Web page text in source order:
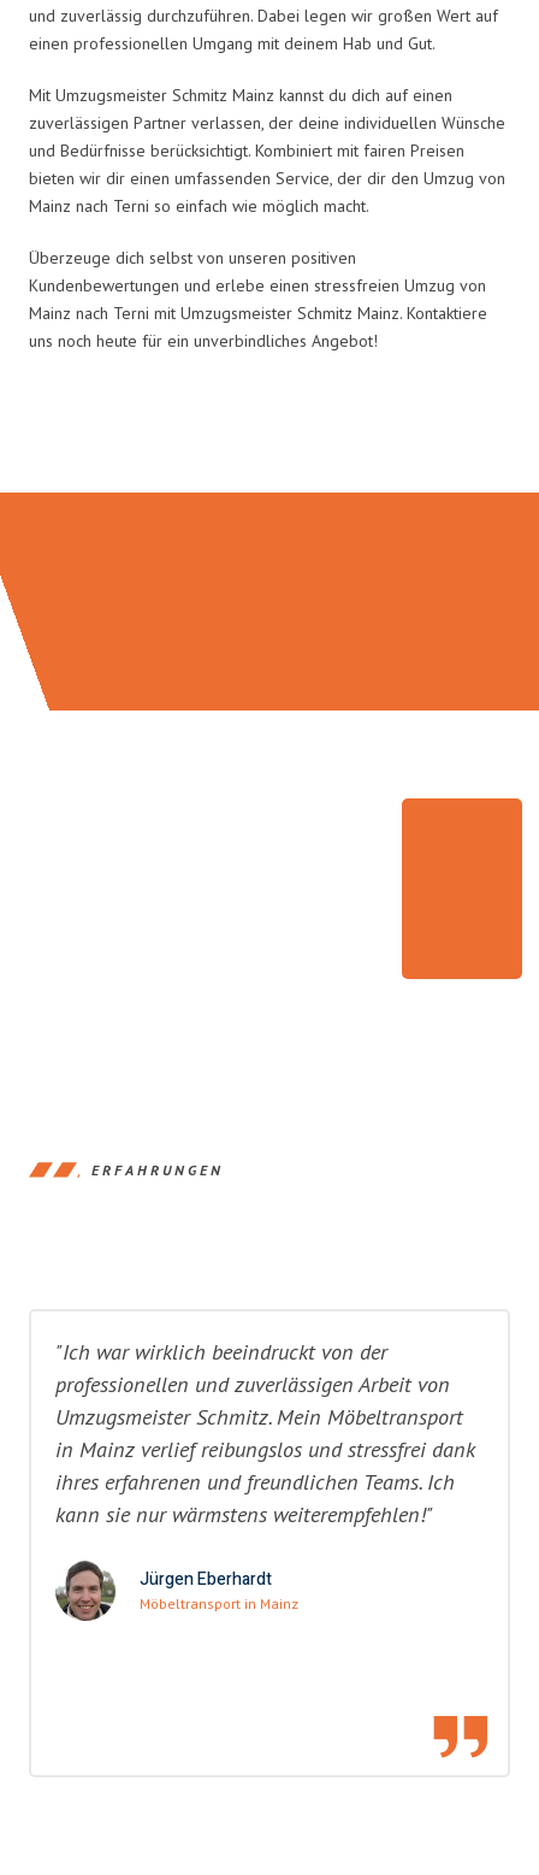
und zuverlässig durchzuführen. Dabei legen wir großen Wert auf
einen professionellen Umgang mit deinem Hab und Gut.
Mit Umzugsmeister Schmitz Mainz kannst du dich auf einen
zuverlässigen Partner verlassen, der deine individuellen Wünsche
und Bedürfnisse berücksichtigt. Kombiniert mit fairen Preisen
bieten wir dir einen umfassenden Service, der dir den Umzug von
Mainz nach Terni so einfach wie möglich macht.
Überzeuge dich selbst von unseren positiven
Kundenbewertungen und erlebe einen stressfreien Umzug von
Mainz nach Terni mit Umzugsmeister Schmitz Mainz. Kontaktiere
uns noch heute für ein unverbindliches Angebot!
ERFAHRUNGEN
"Ich war wirklich beeindruckt von der
professionellen und zuverlässigen Arbeit von
Umzugsmeister Schmitz. Mein Möbeltransport
in Mainz verlief reibungslos und stressfrei dank
ihres erfahrenen und freundlichen Teams. Ich
kann sie nur wärmstens weiterempfehlen!"
Jürgen Eberhardt
Möbeltransport in Mainz